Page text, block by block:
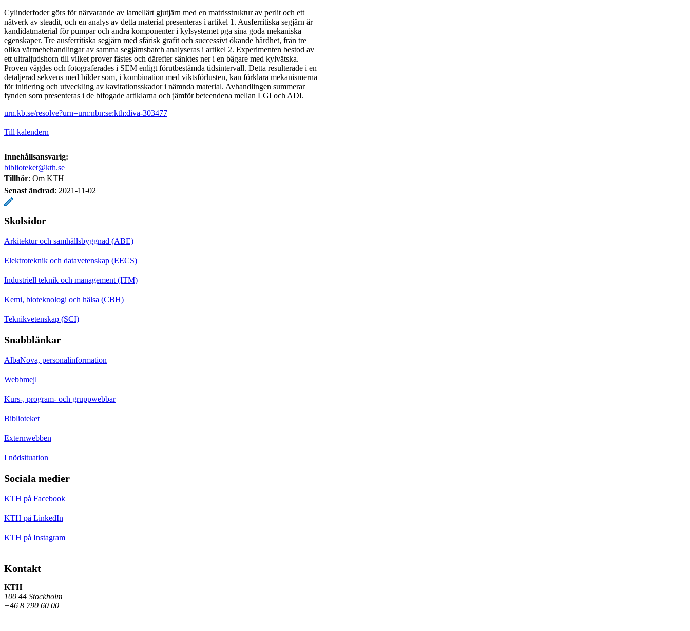
Cylinderfoder görs för närvarande av lamellärt gjutjärn med en matrisstruktur av perlit och ett
nätverk av steadit, och en analys av detta material presenteras i artikel 1. Ausferritiska segjärn är
kandidatmaterial för pumpar och andra komponenter i kylsystemet pga sina goda mekaniska
egenskaper. Tre ausferritiska segjärn med sfärisk grafit och successivt ökande hårdhet, från tre
olika värmebehandlingar av samma segjärnsbatch analyseras i artikel 2. Experimenten bestod av
ett ultraljudshorn till vilket prover fästes och därefter sänktes ner i en bägare med kylvätska.
Proven vägdes och fotograferades i SEM enligt förutbestämda tidsintervall. Detta resulterade i en
detaljerad sekvens med bilder som, i kombination med viktsförlusten, kan förklara mekanismerna
för initiering och utveckling av kavitationsskador i nämnda material. Avhandlingen summerar
fynden som presenteras i de bifogade artiklarna och jämför beteendena mellan LGI och ADI.
urn.kb.se/resolve?urn=urn:nbn:se:kth:diva-303477
Till kalendern
Innehållsansvarig:
biblioteket@kth.se
Tillhör: Om KTH
Senast ändrad: 2021-11-02
Skolsidor
Arkitektur och samhällsbyggnad (ABE)
Elektroteknik och datavetenskap (EECS)
Industriell teknik och management (ITM)
Kemi, bioteknologi och hälsa (CBH)
Teknikvetenskap (SCI)
Snabblänkar
AlbaNova, personalinformation
Webbmejl
Kurs-, program- och gruppwebbar
Biblioteket
Externwebben
I nödsituation
Sociala medier
KTH på Facebook
KTH på LinkedIn
KTH på Instagram
Kontakt
KTH
100 44 Stockholm
+46 8 790 60 00